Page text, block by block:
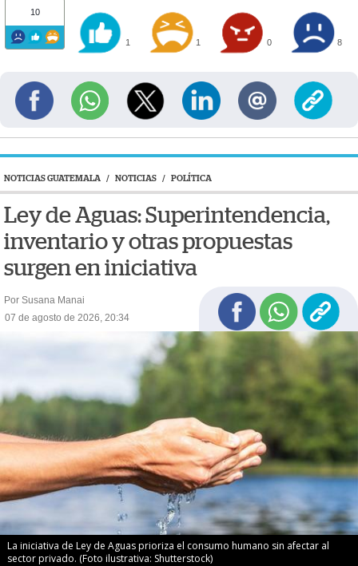
10
1 1 0 8
NOTICIAS GUATEMALA / NOTICIAS / POLÍTICA
Ley de Aguas: Superintendencia,
inventario y otras propuestas
surgen en iniciativa
Por Susana Manai
07 de agosto de 2026, 20:34
La iniciativa de Ley de Aguas prioriza el consumo humano sin afectar al
sector privado. (Foto ilustrativa: Shutterstock)